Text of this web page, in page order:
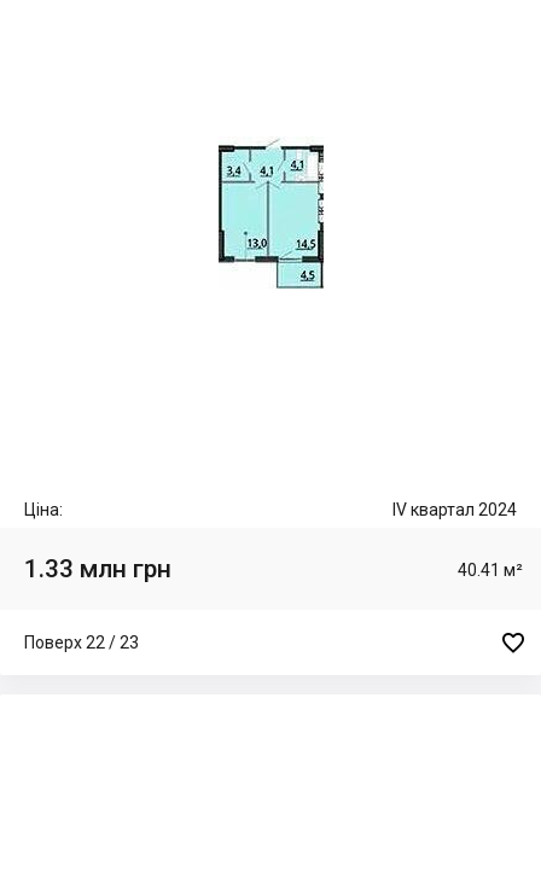
Ціна: IV квартал 2024
1.33 млн грн 40.41 м²
Поверх 22 / 23 